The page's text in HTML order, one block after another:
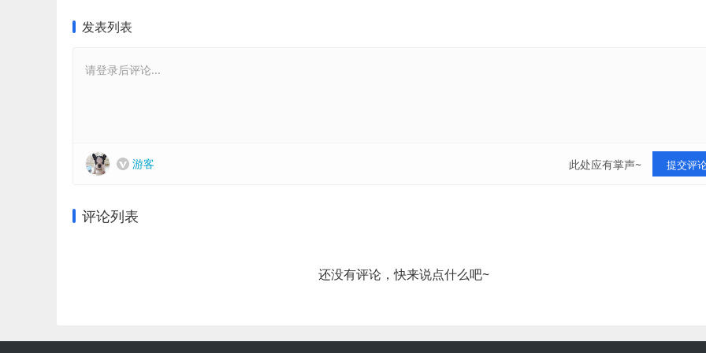
发表列表
请登录后评论...
游客 此处应有掌声~ 提交评
评论列表
还没有评论，快来说点什么吧~